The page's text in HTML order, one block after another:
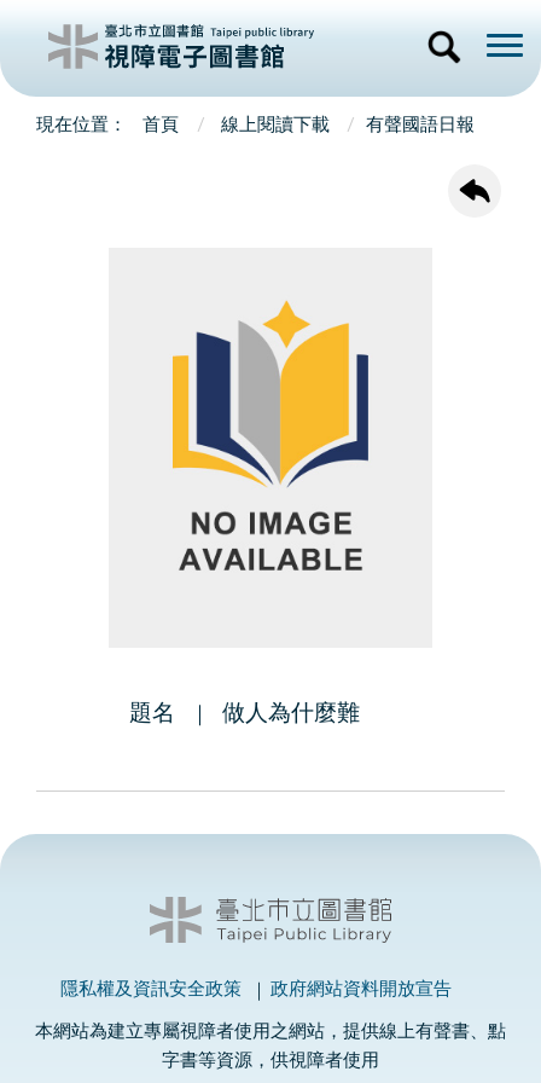
首頁 線上閱讀下載 有聲國語日報
題名 做人為什麼難
隱私權及資訊安全政策 政府網站資料開放宣告
本網站為建立專屬視障者使用之網站，提供線上有聲書、點
字書等資源，供視障者使用